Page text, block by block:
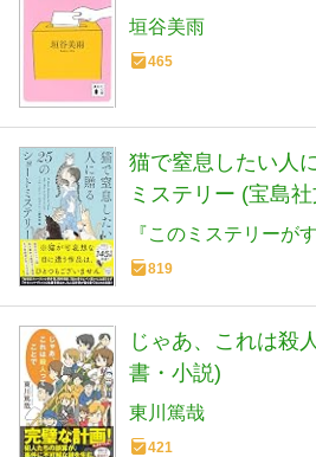
垣谷美雨
465
猫で窒息したい人
ミステリー (宝島
賞シリーズ)
『このミステリーが
819
じゃあ、これは殺
書・小説)
東川篤哉
421